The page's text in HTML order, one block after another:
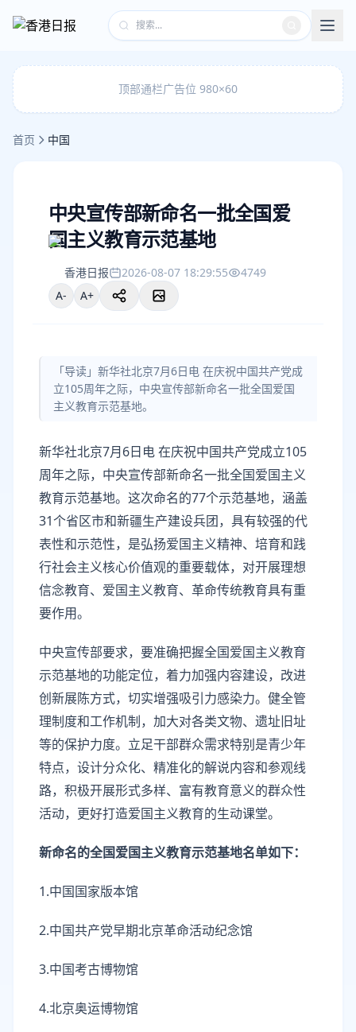
顶部通栏广告位 980×60
首页 中国
中央宣传部新命名一批全国爱
国主义教育示范基地
香港日报 2026-08-07 18:29:55
4749
A-
A+
「导读」新华社北京7月6日电 在庆祝中国共产党成
立105周年之际，中央宣传部新命名一批全国爱国
主义教育示范基地。
新华社北京7月6日电 在庆祝中国共产党成立105
周年之际，中央宣传部新命名一批全国爱国主义
教育示范基地。这次命名的77个示范基地，涵盖
31个省区市和新疆生产建设兵团，具有较强的代
表性和示范性，是弘扬爱国主义精神、培育和践
行社会主义核心价值观的重要载体，对开展理想
信念教育、爱国主义教育、革命传统教育具有重
要作用。
中央宣传部要求，要准确把握全国爱国主义教育
示范基地的功能定位，着力加强内容建设，改进
创新展陈方式，切实增强吸引力感染力。健全管
理制度和工作机制，加大对各类文物、遗址旧址
等的保护力度。立足干部群众需求特别是青少年
特点，设计分众化、精准化的解说内容和参观线
路，积极开展形式多样、富有教育意义的群众性
活动，更好打造爱国主义教育的生动课堂。
新命名的全国爱国主义教育示范基地名单如下：
1.中国国家版本馆
2.中国共产党早期北京革命活动纪念馆
3.中国考古博物馆
4.北京奥运博物馆